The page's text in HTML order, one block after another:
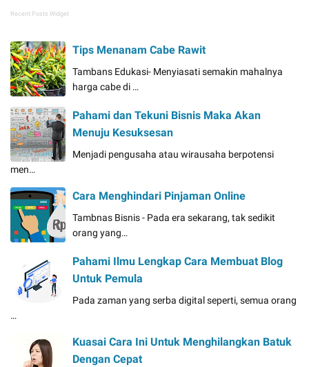
Recent Posts Widget
Tips Menanam Cabe Rawit
Tambans Edukasi- Menyiasati semakin mahalnya
harga cabe di …
Pahami dan Tekuni Bisnis Maka Akan
Menuju Kesuksesan
Menjadi pengusaha atau wirausaha berpotensi
men…
Cara Menghindari Pinjaman Online
Tambnas Bisnis - Pada era sekarang, tak sedikit
orang yang…
Pahami Ilmu Lengkap Cara Membuat Blog
Untuk Pemula
Pada zaman yang serba digital seperti, semua orang
…
Kuasai Cara Ini Untuk Menghilangkan Batuk
Dengan Cepat